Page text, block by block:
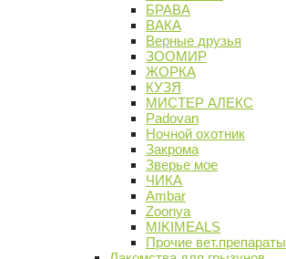
БРАВА
ВАКА
Верные друзья
ЗООМИР
ЖОРКА
КУЗЯ
МИСТЕР АЛЕКС
Padovan
Ночной охотник
Закрома
Зверье мое
ЧИКА
Ambar
Zoonya
MIKIMEALS
Прочие вет.препараты